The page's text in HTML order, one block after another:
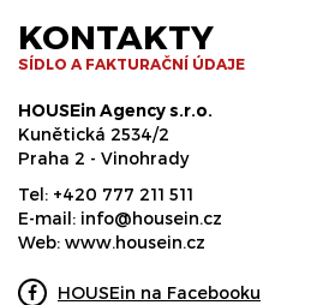
KONTAKTY
SÍDLO A FAKTURAČNÍ ÚDAJE
HOUSEin Agency s.r.o.
Kunětická 2534/2
Praha 2 - Vinohrady
Tel: +420 777 211 511
E-mail: info@housein.cz
Web: www.housein.cz
HOUSEin na Facebooku